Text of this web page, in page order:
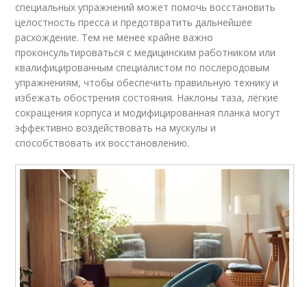
специальных упражнений может помочь восстановить
целостность пресса и предотвратить дальнейшее
расхождение. Тем не менее крайне важно
проконсультироваться с медицинским работником или
квалифицированным специалистом по послеродовым
упражнениям, чтобы обеспечить правильную технику и
избежать обострения состояния. Наклоны таза, лёгкие
сокращения корпуса и модифицированная планка могут
эффективно воздействовать на мускулы и
способствовать их восстановлению.